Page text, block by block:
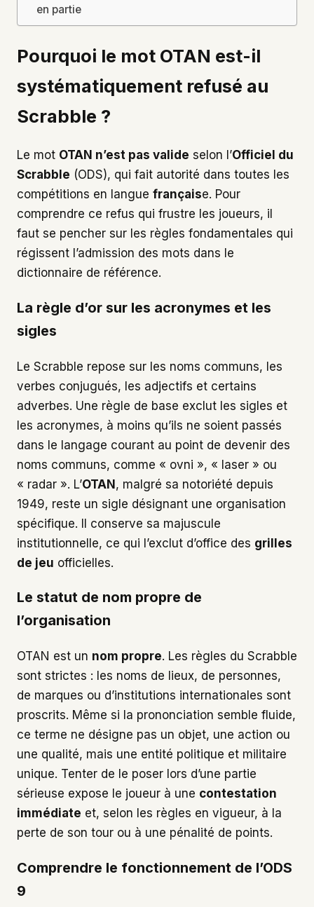
en partie
Pourquoi le mot OTAN est-il
systématiquement refusé au
Scrabble ?
Le mot OTAN n’est pas valide selon l’Officiel du
Scrabble (ODS), qui fait autorité dans toutes les
compétitions en langue française. Pour
comprendre ce refus qui frustre les joueurs, il
faut se pencher sur les règles fondamentales qui
régissent l’admission des mots dans le
dictionnaire de référence.
La règle d’or sur les acronymes et les
sigles
Le Scrabble repose sur les noms communs, les
verbes conjugués, les adjectifs et certains
adverbes. Une règle de base exclut les sigles et
les acronymes, à moins qu’ils ne soient passés
dans le langage courant au point de devenir des
noms communs, comme « ovni », « laser » ou
« radar ». L’OTAN, malgré sa notoriété depuis
1949, reste un sigle désignant une organisation
spécifique. Il conserve sa majuscule
institutionnelle, ce qui l’exclut d’office des grilles
de jeu officielles.
Le statut de nom propre de
l’organisation
OTAN est un nom propre. Les règles du Scrabble
sont strictes : les noms de lieux, de personnes,
de marques ou d’institutions internationales sont
proscrits. Même si la prononciation semble fluide,
ce terme ne désigne pas un objet, une action ou
une qualité, mais une entité politique et militaire
unique. Tenter de le poser lors d’une partie
sérieuse expose le joueur à une contestation
immédiate et, selon les règles en vigueur, à la
perte de son tour ou à une pénalité de points.
Comprendre le fonctionnement de l’ODS
9